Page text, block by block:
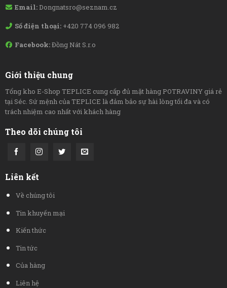
Email:Dongnatsro@seznam.cz
Số điện thoại: +420 774 096 982
Facebook:Đồng Nát S.r.o
Giới thiệu chung
Tổng kho E-Shop TEPLICE cung cấp đủ mặt hàng POTRAVINY giá rẻ
tại Séc. Sứ mệnh của TEPLICE là đảm bảo sự hài lòng tối đa và có
trách nhiệm cao nhất với khách hàng
Theo dõi chúng tôi
Liên kết
Về chúng tôi
Tin khuyến mại
Kiến thức
Tin tức
Của hàng
Liên hệ